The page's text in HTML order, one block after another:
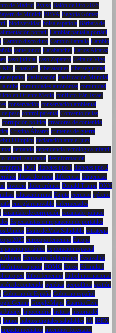
de Madrid Ayuso Balón de Oro 2025
de Múnich BBVA Begoña Gómez
biodiversidad bolsa española Bárbara de
portatil Cambiar pantalla portátil
Cambio disco duro Cambio Pantalla Cambio
cante jondo Carabanchel Carlos Alcaraz
caso judicial caso Zapatero Celta de Vigo
Kirk ChatGPT ciberataques ciberseguridad
español clasificación clasificación Mundial
la nube comunidades autónomas comunidad
en Oriente Medio conflicto Irán-Israel
conservación conservación ambiental
peso control parental Convento de las
corrupción política creadores de contenido
Cristina Álvarez crímenes de guerra
Olímpico declaración ante el juez
demanda dependencia tecnológica infantil
infantil saludable desinformación
DGT diabetes tipo 1 diabetes tipo 2
dietas de moda diferencial diligencias
divorcio dolor crónico Donald Trump DXY
educación rural Egipto ejercicio ejército
energía renovable enfermedades
escándalo de corrupción escándalo político
Especialistas en reparación de portátiles
Unidos Estilo de Vida Saludable estrategia
2025 eurocopa femenina Europa
exploración espacial
Alonso Ferrocarril Subterráneo Festival de
Anticorrupción FOMC Forex Fórmula 1
europeo fútbol femenino fútbol internacional
de contenido genética geopolítica gestión
Gobierno de España Gobierno español
Gemini Google Maps Guardia Civil
Jubany hipocondría historia historia del
humor hábitos digitales saludables IA IBEX
impacto mediático incendios forestales